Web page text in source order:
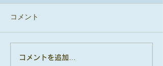
上通り教室講師紹介！そ
コメント
コメントを追加…